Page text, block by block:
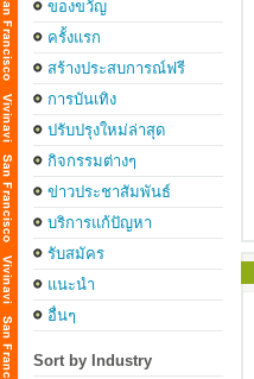
ของขวัญ
ครั้งแรก
สร้างประสบการณ์ฟรี
การบันเทิง
ปรับปรุงใหม่ล่าสุด
กิจกรรมต่างๆ
ข่าวประชาสัมพันธ์
บริการแก้ปัญหา
รับสมัคร
แนะนำ
อื่นๆ
Sort by Industry